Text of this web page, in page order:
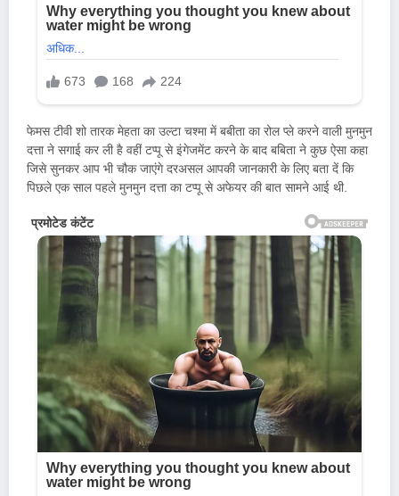
फेमस टीवी शो तारक मेहता का उल्टा चश्मा में बबीता का रोल प्ले करने वाली मुनमुन
दत्ता ने सगाई कर ली है वहीं टप्पू से इंगेजमेंट करने के बाद बबिता ने कुछ ऐसा कहा
जिसे सुनकर आप भी चौक जाएंगे दरअसल आपकी जानकारी के लिए बता दें कि
पिछले एक साल पहले मुनमुन दत्ता का टप्पू से अफेयर की बात सामने आई थी.